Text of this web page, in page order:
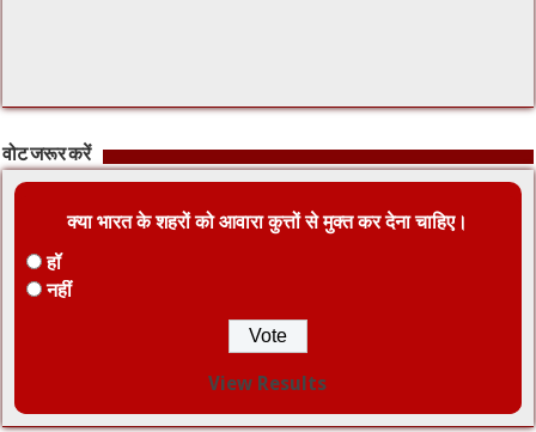
वोट जरूर करें
क्या भारत के शहरों को आवारा कुत्तों से मुक्त कर देना चाहिए।
हॉ
नहीं
View Results